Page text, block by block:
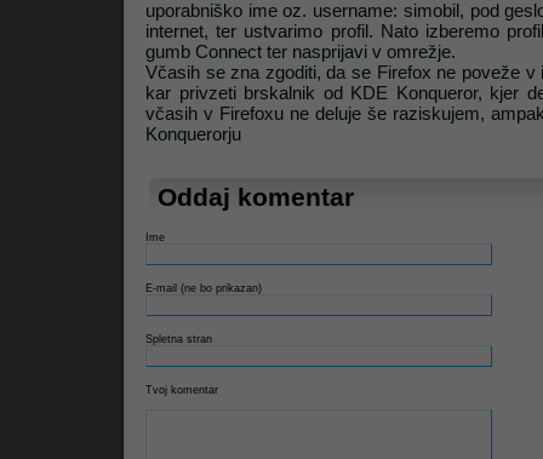
uporabniško ime oz. username: simobil, pod
internet, ter ustvarimo profil. Nato izberemo
gumb Connect ter nasprijavi v omrežje.
Včasih se zna zgoditi, da se Firefox ne poveže v
kar privzeti brskalnik od KDE Konqueror, kjer
včasih v Firefoxu ne deluje še raziskujem,
Konquerorju
Oddaj komentar
Ime
E-mail (ne bo prikazan)
Spletna stran
Tvoj komentar